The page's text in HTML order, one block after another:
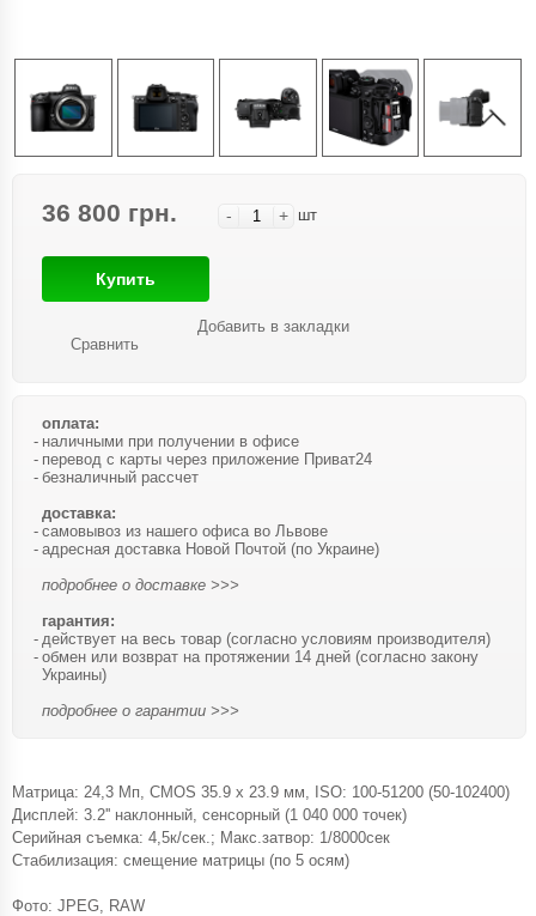
36 800 грн. - + шт
Купить
Сравнить
Добавить в закладки
оплата:
наличными при получении в офисе
перевод с карты через приложение Приват24
безналичный рассчет
доставка:
самовывоз из нашего офиса во Львове
адресная доставка Новой Почтой (по Украине)
подробнее о доставке >>>
гарантия:
действует на весь товар (согласно условиям производителя)
обмен или возврат на протяжении 14 дней (согласно закону
Украины)
подробнее о гарантии >>>
Матрица: 24,3 Mп, CMOS 35.9 х 23.9 мм, ISO: 100-51200 (50-102400)
Дисплей: 3.2'' наклонный, сенсорный (1 040 000 точек)
Серийная съемка: 4,5к/сек.; Макс.затвор: 1/8000сек
Стабилизация: смещение матрицы (по 5 осям)
Фото: JPEG, RAW